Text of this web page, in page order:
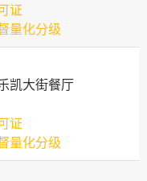
证
量化分级
凯大街餐厅
证
量化分级